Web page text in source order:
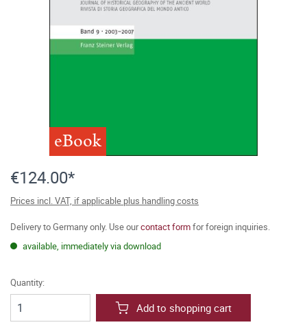
eBook
€124.00*
Prices incl. VAT, if applicable plus handling costs
Delivery to Germany only. Use ourcontact formfor foreign inquiries.
available, immediately via download
Quantity:
Add to shopping cart